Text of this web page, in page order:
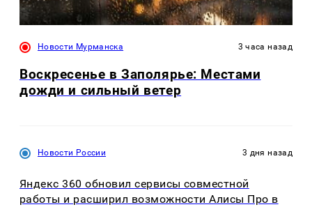
Новости Мурманска 3 часа назад
Воскресенье в Заполярье: Местами
дожди и сильный ветер
Новости России 3 дня назад
Яндекс 360 обновил сервисы совместной
работы и расширил возможности Алисы Про в